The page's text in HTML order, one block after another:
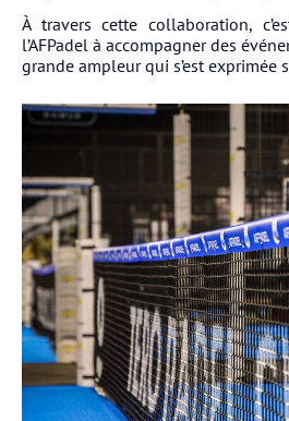
À travers cette collaboration,
l’AFPadel à accompagner des
grande ampleur qui s’est exprimée